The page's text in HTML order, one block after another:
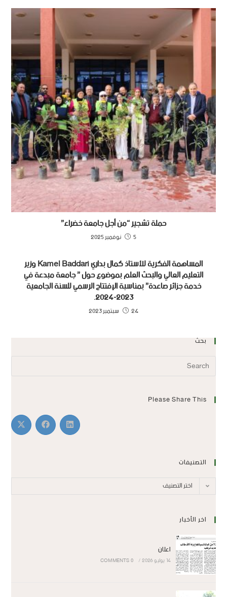
حملة تشجير “من أجل جامعة خضراء”
5 نوفمبر 2025
المساهمة الفكرية للأستاذ كمال بداري Kamel Baddari وزير
التعليم العالي والبحث العلم بموضوع حول ” جامعة مبدعة في
خدمة جزائر صاعدة” بمناسبة الإفتتاح الرسمي للسنة الجامعية
2023-2024.
24 سبتمبر 2023
بحث
Please Share This
التصنيفات
اختر التصنيف
اخر الأخبار
اعلان
14 يوليو 2026 /
0 COMMENTS